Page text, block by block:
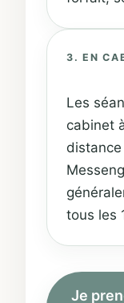
3. EN
Les
cabinet
tous les
Je